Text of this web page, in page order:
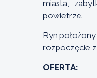
miasta,
powietrze.
Ryn
rozpoczęcie
OFERTA: